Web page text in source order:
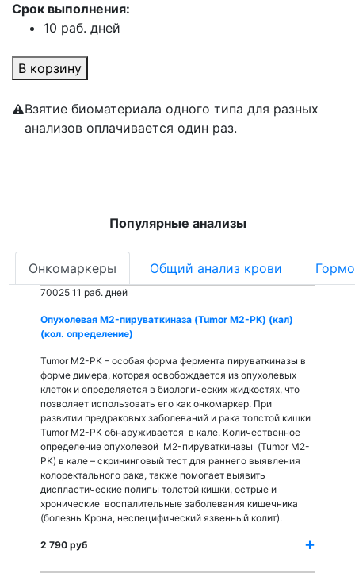
Срок выполнения:
10 раб. дней
В корзину
Взятие биоматериала одного типа для разных
анализов оплачивается один раз.
Популярные анализы
Онкомаркеры Общий анализ крови
70025 11 раб. дней
Опухолевая M2-пируваткиназа (Tumor M2-PK) (кал)
(кол. определение)
Tumor M2-PK – особая форма фермента пируваткиназы в
форме димера, которая освобождается из опухолевых
клеток и определяется в биологических жидкостях, что
позволяет использовать его как онкомаркер. При
развитии предраковых заболеваний и рака толстой кишки
Tumor M2-PK обнаруживается в кале. Количественное
определение опухолевой M2-пируваткиназы (Tumor M2-
PK) в кале – скрининговый тест для раннего выявления
колоректального рака, также помогает выявить
диспластические полипы толстой кишки, острые и
хронические воспалительные заболевания кишечника
(болезнь Крона, неспецифический язвенный колит).
2 790 руб